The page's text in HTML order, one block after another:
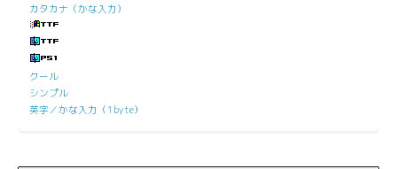
カタカナ（かな入力）
クール
シンプル
英字／かな入力（1byte）